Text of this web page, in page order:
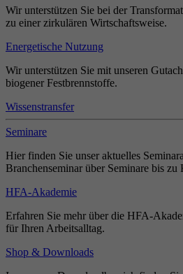
Wir unterstützen Sie bei der
zu einer zirkulären Wirtschaftsweise.
Energetische Nutzung
Wir unterstützen Sie mit unseren
biogener Festbrennstoffe.
Wissenstransfer
Seminare
Hier finden Sie unser aktuelles
Branchenseminar über Seminare bis zu
HFA-Akademie
Erfahren Sie mehr über die HFA-
für Ihren Arbeitsalltag.
Shop & Downloads